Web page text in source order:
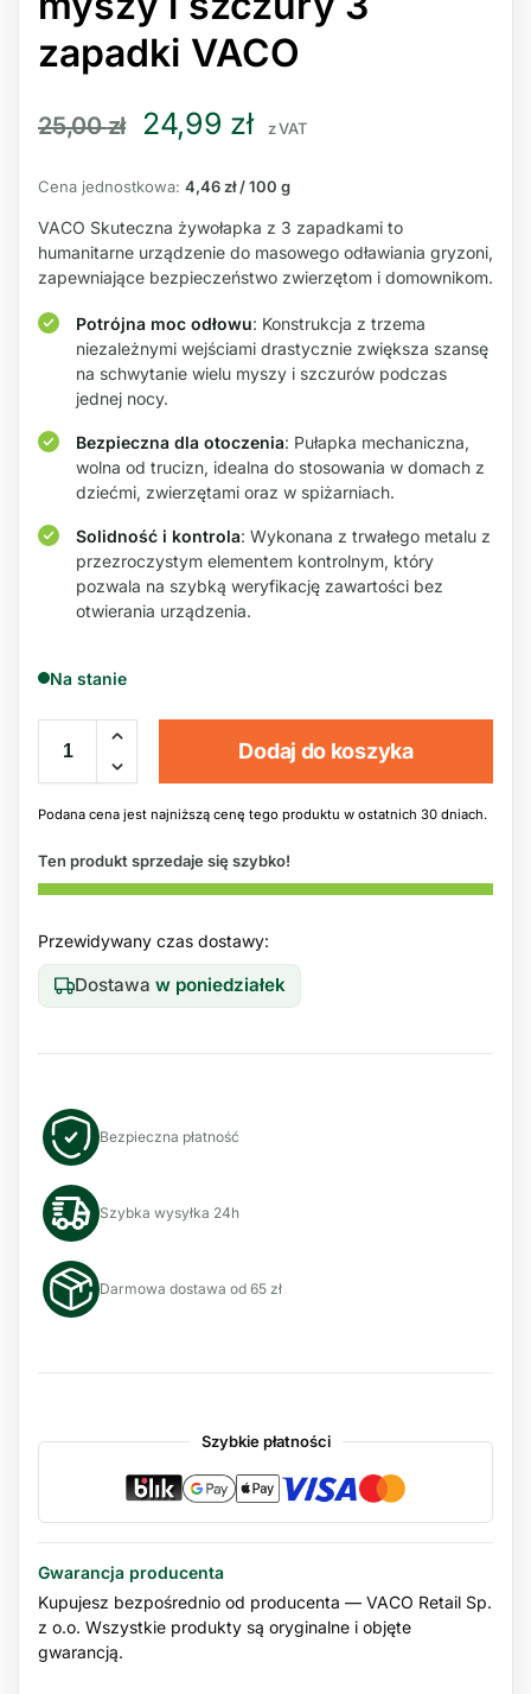
zapadki VACO
25,00zł 24,99 zł z VAT
Cena jednostkowa: 4,46 zł / 100 g
VACO Skuteczna żywołapka z 3 zapadkami to
humanitarne urządzenie do masowego odławiania gryzoni,
zapewniające bezpieczeństwo zwierzętom i domownikom.
Potrójna moc odłowu: Konstrukcja z trzema
niezależnymi wejściami drastycznie zwiększa szansę
na schwytanie wielu myszy i szczurów podczas
jednej nocy.
Bezpieczna dla otoczenia: Pułapka mechaniczna,
wolna od trucizn, idealna do stosowania w domach z
dziećmi, zwierzętami oraz w spiżarniach.
Solidność i kontrola: Wykonana z trwałego metalu z
przezroczystym elementem kontrolnym, który
pozwala na szybką weryfikację zawartości bez
otwierania urządzenia.
Na stanie
Dodaj do koszyka
Podana cena jest najniższą cenę tego produktu w ostatnich 30 dniach.
Ten produkt sprzedaje się szybko!
Przewidywany czas dostawy:
Dostawa w poniedziałek
Bezpieczna płatność
Szybka wysyłka 24h
Darmowa dostawa od 65 zł
Szybkie płatności
Gwarancja producenta
Kupujesz bezpośrednio od producenta — VACO Retail Sp.
z o.o. Wszystkie produkty są oryginalne i objęte
gwarancją.